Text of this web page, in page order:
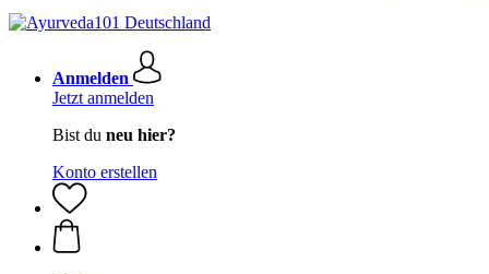
Anmelden
Jetzt anmelden
Bist du neu hier?
Konto erstellen